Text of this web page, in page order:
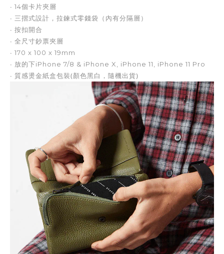
∙ 14個卡片夾層
∙ 三摺式設計，拉鍊式零錢袋（內有分隔層）
∙ 按扣開合
∙ 全尺寸鈔票夾層
∙ 170 x 100 x 19mm
∙ 放的下iPhone 7/8 & iPhone X, iPhone 11, iPhone 11 Pro
∙ 質感燙金紙盒包裝(顏色黑白，隨機出貨)